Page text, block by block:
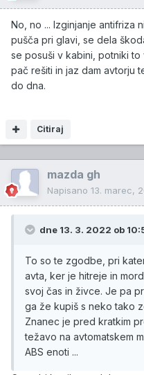
No, no ... Izginjanje antifriza
pušča pri glavi, se dela
se posuši v kabini, potniki
pač rešiti in jaz dam avtorju
do dna.
Citiraj
mazda gh
Napisano 13. marec,
dne 13. 3. 2022 ob
To so te zgodbe, pri
avta, ker je hitreje in
svoj čas in živce. Je pa
ga že kupiš s neko tako
Znanec je pred kratkim
težavo na avtomatskem
ABS enoti ...